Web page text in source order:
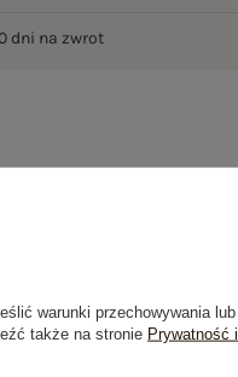
dni na zwrot
warunki przechowywania lub
także na stronie Prywatność i